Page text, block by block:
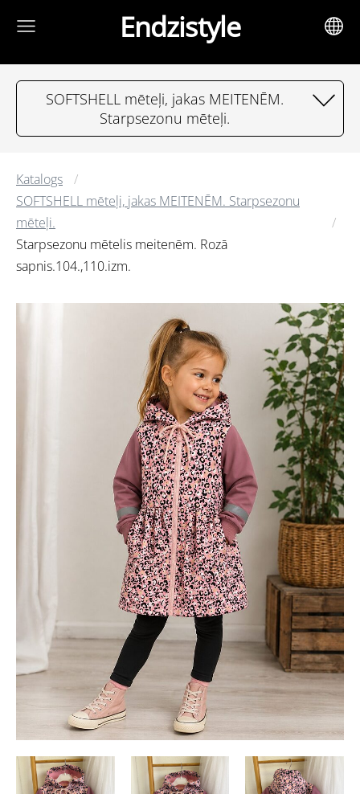
Endzistyle
SOFTSHELL mēteļi, jakas MEITENĒM.
Starpsezonu mēteļi.
Katalogs
SOFTSHELL mēteļi, jakas MEITENĒM. Starpsezonu
mēteļi.
Starpsezonu mētelis meitenēm. Rozā
sapnis.104.,110.izm.